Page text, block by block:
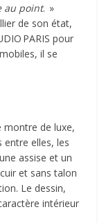
au point. »
de son état,
PARIS pour
il se
montre de luxe,
entre elles, les
assise et un
et sans talon
Le dessin,
intérieur